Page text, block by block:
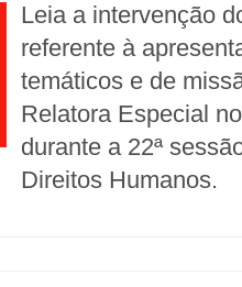
Leia a intervenção
referente à
temáticos e de
Relatora Especial
durante a 22ª
Direitos Humanos.